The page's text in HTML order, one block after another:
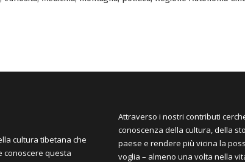
cultura tibetana che
conoscere questa
Attraverso i nostri contributi
conoscenza della cultura, della
paese e rendere più vicina la
voglia – almeno una volta nella